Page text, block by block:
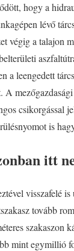
hogy a
lévő
végig a talajon
a leengedett
A
csikorgással
is
itt
visszafelé
tovább
szakaszon
mint egymillió